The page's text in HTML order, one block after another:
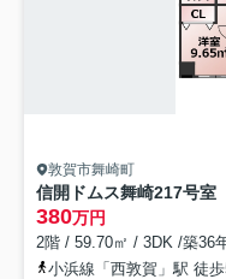
敦賀市舞崎町
信開ドムス舞崎217号室
380万円
2階 / 59.70㎡ / 3DK /築36
小浜線「西敦賀」駅 徒